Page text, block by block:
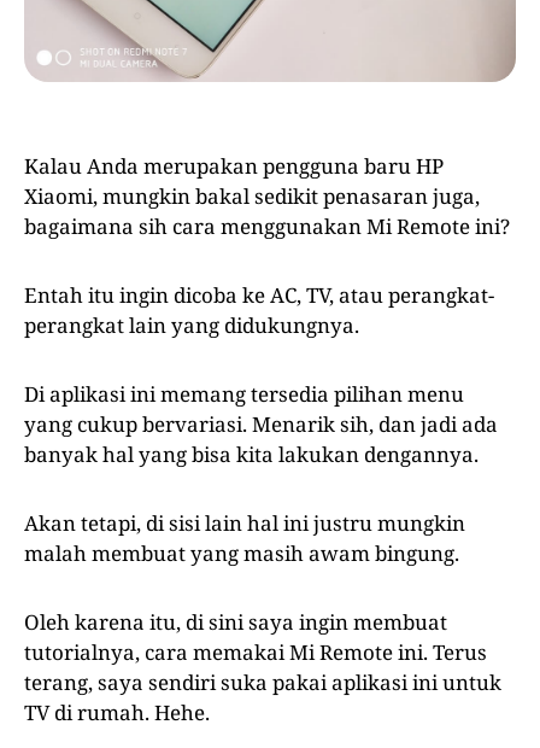
Kalau Anda merupakan pengguna baru HP
Xiaomi, mungkin bakal sedikit penasaran juga,
bagaimana sih cara menggunakan Mi Remote ini?
Entah itu ingin dicoba ke AC, TV, atau perangkat-
perangkat lain yang didukungnya.
Di aplikasi ini memang tersedia pilihan menu
yang cukup bervariasi. Menarik sih, dan jadi ada
banyak hal yang bisa kita lakukan dengannya.
Akan tetapi, di sisi lain hal ini justru mungkin
malah membuat yang masih awam bingung.
Oleh karena itu, di sini saya ingin membuat
tutorialnya, cara memakai Mi Remote ini. Terus
terang, saya sendiri suka pakai aplikasi ini untuk
TV di rumah. Hehe.